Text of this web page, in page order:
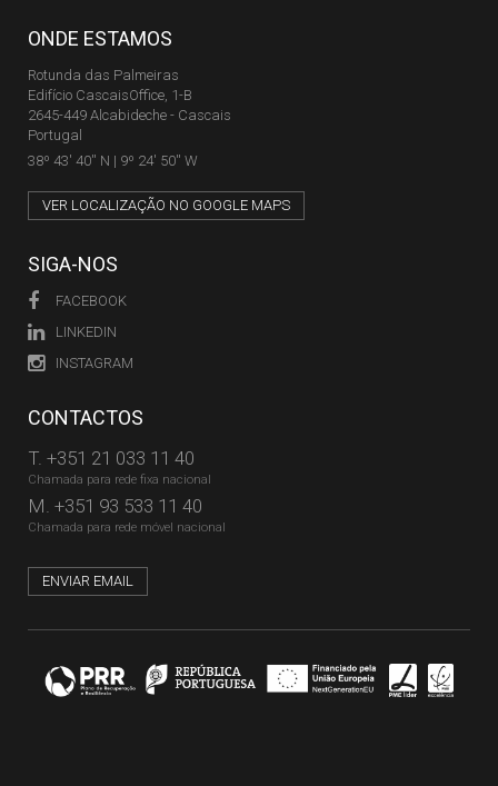
ONDE ESTAMOS
Rotunda das Palmeiras
Edifício CascaisOffice, 1-B
2645-449 Alcabideche - Cascais
Portugal
38º 43' 40'' N | 9º 24' 50'' W
VER LOCALIZAÇÃO NO GOOGLE MAPS
SIGA-NOS
FACEBOOK
LINKEDIN
INSTAGRAM
CONTACTOS
T. +351 21 033 11 40
Chamada para rede fixa nacional
M. +351 93 533 11 40
Chamada para rede móvel nacional
ENVIAR EMAIL